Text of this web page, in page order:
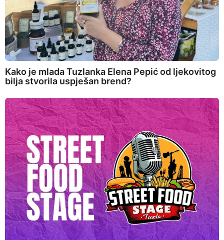
Kako je mlada Tuzlanka Elena Pepić od ljekovitog
bilja stvorila uspješan brend?